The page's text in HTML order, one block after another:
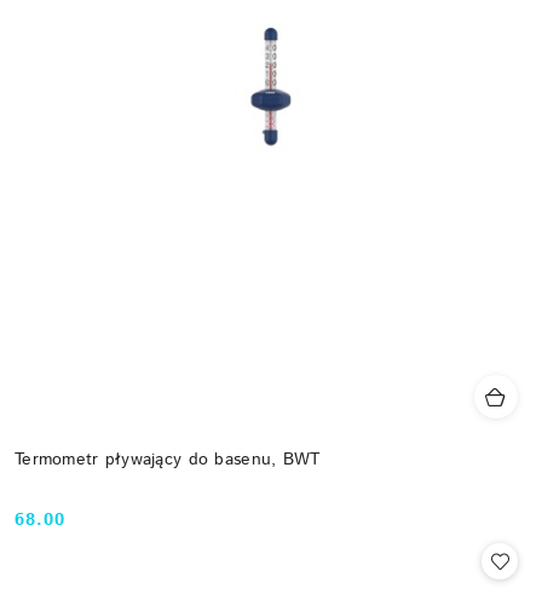
Termometr pływający do basenu, BWT
Cena:
68.00